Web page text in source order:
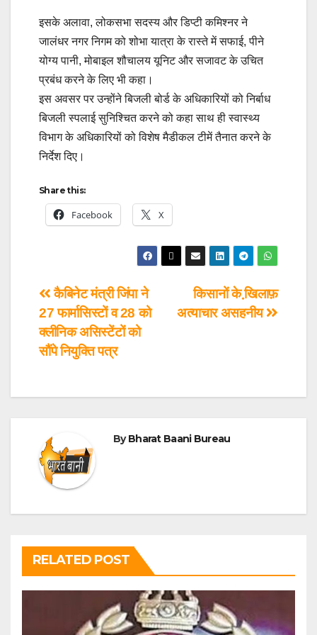
इसके अलावा, लोकसभा सदस्य और डिप्टी कमिश्नर ने
जालंधर नगर निगम को शोभा यात्रा के रास्ते में सफाई, पीने
योग्य पानी, मोबाइल शौचालय यूनिट और सजावट के उचित
प्रबंध करने के लिए भी कहा।
इस अवसर पर उन्होंने बिजली बोर्ड के अधिकारियों को निर्बाध
बिजली स्पलाई सुनिश्चित करने को कहा साथ ही स्वास्थ्य
विभाग के अधिकारियों को विशेष मैडीकल टीमें तैनात करने के
निर्देश दिए।
Share this:
Facebook X
किसानों के खि़लाफ़
अत्याचार असहनीय
कैबिनेट मंत्री जिंपा ने
27 फार्मासिस्टों व 28 को
क्लीनिक असिस्टेंटों को
सौंपे नियुक्ति पत्र
ByBharat Baani Bureau
RELATED POST